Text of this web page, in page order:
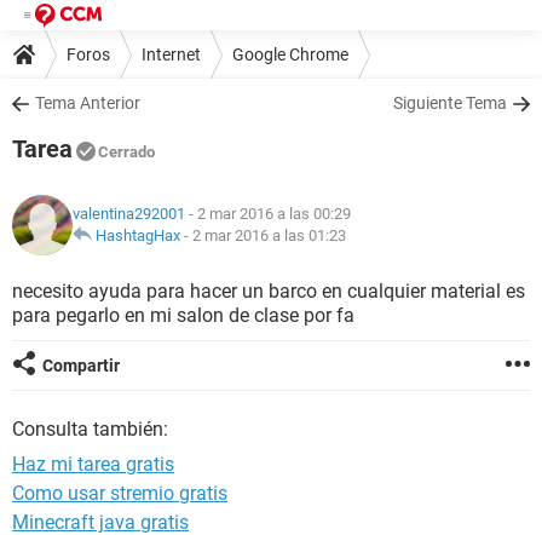
Foros Internet Google Chrome
Tema Anterior Siguiente Tema
Tarea Cerrado
valentina292001 - 2 mar 2016 a las 00:29
HashtagHax - 2 mar 2016 a las 01:23
necesito ayuda para hacer un barco en cualquier material es
para pegarlo en mi salon de clase por fa
Compartir
Consulta también:
Haz mi tarea gratis
Como usar stremio gratis
Minecraft java gratis